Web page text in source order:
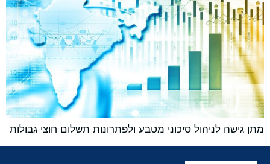
מתן גישה לניהול סיכוני מטבע ולפתרונות תשלום חוצי גבולות